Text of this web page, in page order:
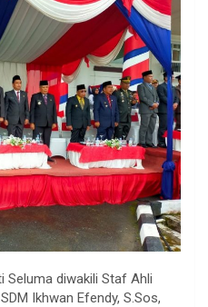
Seluma diwakili Staf Ahli
Ikhwan Efendy, S.Sos,